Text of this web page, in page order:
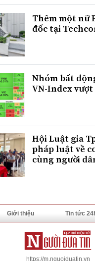
Thêm một nữ
đốc tại
Nhóm bất
VN-Index vượt
Hội Luật gia
pháp luật về
cùng người
Giới thiệu Tin tức
https://m.nguoiduatin.vn